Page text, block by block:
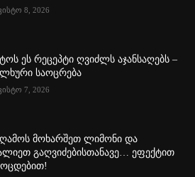
8, 2026
ეს რეცეპტი ღვიძლს აჯანსაღებს –
საოცრება
7, 2026
მოხარშეთ ლიმონი და
გაღვიძებისთანავე… ეფექტით